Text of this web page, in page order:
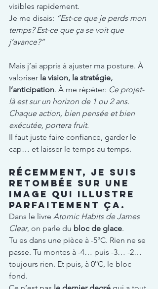
visibles rapidement.
Je me disais: “Est-ce que je perds mon
temps? Est-ce que ça se voit que
j’avance?”
Mais j’ai appris à ajuster ma posture. À
valoriser la vision, la stratégie,
l’anticipation. À me répéter: Ce projet-
là est sur un horizon de 1 ou 2 ans.
Chaque action, bien pensée et bien
exécutée, portera fruit.
Il faut juste faire confiance, garder le
cap… et laisser le temps au temps.
Récemment, je suis
retombée sur une
image qui illustre
parfaitement ça.
Dans le livre Atomic Habits de James
Clear, on parle du bloc de glace.
Tu es dans une pièce à -5°C. Rien ne se
passe. Tu montes à -4… puis -3… -2…
toujours rien. Et puis, à 0°C, le bloc
fond.